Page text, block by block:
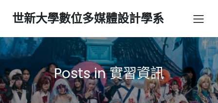
世新大學數位多媒體設計學系
Posts in 實習資訊